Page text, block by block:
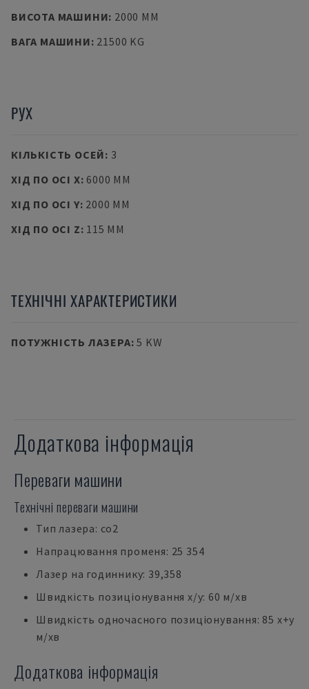
ВИСОТА МАШИНИ: 2000 MM
ВАГА МАШИНИ: 21500 KG
РУХ
КІЛЬКІСТЬ ОСЕЙ: 3
ХІД ПО ОСІ X: 6000 MM
ХІД ПО ОСІ Y: 2000 MM
ХІД ПО ОСІ Z: 115 MM
ТЕХНІЧНІ ХАРАКТЕРИСТИКИ
ПОТУЖНІСТЬ ЛАЗЕРА:5 KW
Додаткова інформація
Переваги машини
Технічні переваги машини
Тип лазера: co2
Напрацювання променя: 25 354
Лазер на годиннику: 39,358
Швидкість позиціонування x/y: 60 м/хв
Швидкість одночасного позиціонування: 85 x+y
м/хв
Додаткова інформація